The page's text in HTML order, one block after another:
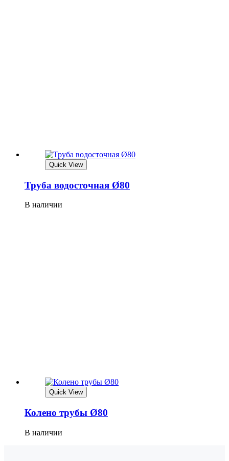
Quick View
Труба водосточная Ø80
В наличии
Quick View
Колено трубы Ø80
В наличии